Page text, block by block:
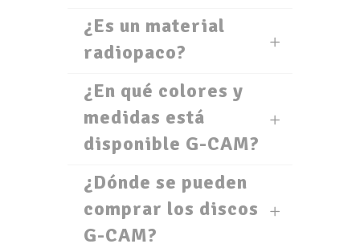
¿Es un material
radiopaco?
¿En qué colores y
medidas está
disponible G-CAM?
¿Dónde se pueden
comprar los discos
G-CAM?